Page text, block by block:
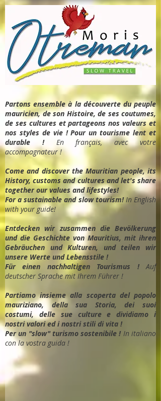
Partons ensemble à la découverte du peuple
mauricien, de son Histoire, de ses coutumes,
de ses cultures et partageons nos valeurs et
nos styles de vie ! Pour un tourisme lent et
durable ! En français, avec votre
accompagnateur !
Come and discover the Mauritian people, its
History, customs and cultures and let's share
together our values and lifestyles!
For a sustainable and slow tourism!In English
with your guide!
Entdecken wir zusammen die Bevölkerung
und die Geschichte von Mauritius, mit ihren
Gebräuchen und Kulturen, und teilen wir
unsere Werte und Lebensstile !
Für einen nachhaltigen Tourismus !Auf
deutscher Sprache mit Ihrem Führer !
Partiamo insieme alla scoperta del popolo
mauriziano, della sua Storia, dei suoi
costumi, delle sue culture e dividiamo i
nostri valori ed i nostri stili di vita !
Per un "slow" turismo sostenibile ! In italiano
con la vostra guida !